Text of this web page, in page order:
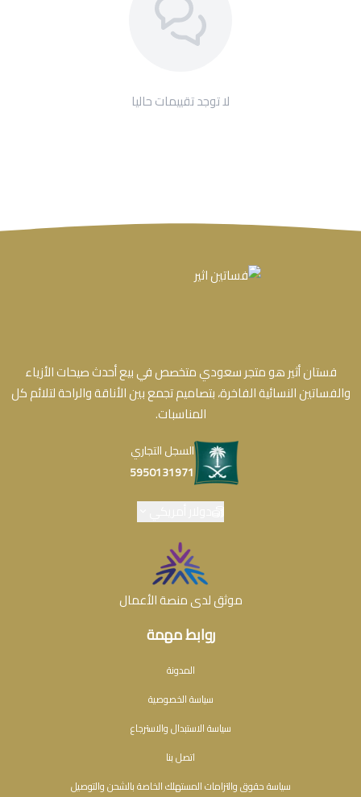
لا توجد تقييمات حاليا
روابط مهمة
المدونة
سياسة الخصوصية
سياسة الاستبدال والاسترجاع
اتصل بنا
سياسة حقوق والتزامات المستهلك الخاصة بالشحن والتوصيل
فستان أثير هو متجر سعودي متخصص في بيع أحدث صيحات الأزياء
والفساتين النسائية الفاخرة، بتصاميم تجمع بين الأناقة والراحة لتلائم كل
المناسبات.
السجل التجاري
5950131971
موثق لدى منصة الأعمال